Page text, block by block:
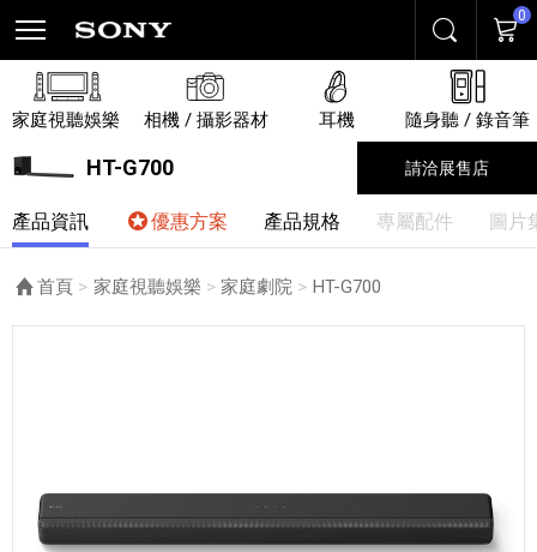
搜尋 購物
0
家庭視聽娛樂 相機 / 攝影器材 耳機 隨身聽 / 錄音筆
HT-G700 請洽展售店
產品資訊 優惠方案 產品規格 專屬配件 圖片
首頁 家庭視聽娛樂 家庭劇院 目前頁面：
HT-G700